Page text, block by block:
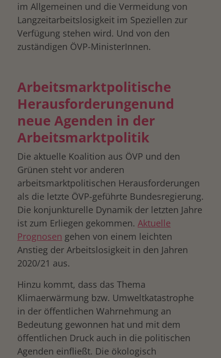
im Allgemeinen und die Vermeidung von
Langzeitarbeitslosigkeit im Speziellen zur
Verfügung stehen wird. Und von den
zuständigen ÖVP-MinisterInnen.
Arbeitsmarktpolitische
Herausforderungenund
neue Agenden in der
Arbeitsmarktpolitik
Die aktuelle Koalition aus ÖVP und den
Grünen steht vor anderen
arbeitsmarktpolitischen Herausforderungen
als die letzte ÖVP-geführte Bundesregierung.
Die konjunkturelle Dynamik der letzten Jahre
ist zum Erliegen gekommen. Aktuelle
Prognosen gehen von einem leichten
Anstieg der Arbeitslosigkeit in den Jahren
2020/21 aus.
Hinzu kommt, dass das Thema
Klimaerwärmung bzw. Umweltkatastrophe
in der öffentlichen Wahrnehmung an
Bedeutung gewonnen hat und mit dem
öffentlichen Druck auch in die politischen
Agenden einfließt. Die ökologisch